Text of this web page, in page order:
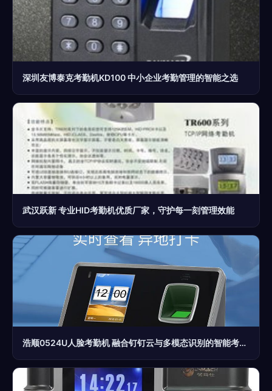
深圳友博泰克考勤机KD100 中小企业考勤管理的智能之选
武汉跃新 专业HID考勤机优质厂家，守护每一刻管理效能
浩顺0524U人脸考勤机 融合钉钉云与多模态识别的智能考勤解决方案